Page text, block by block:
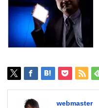
webmaster